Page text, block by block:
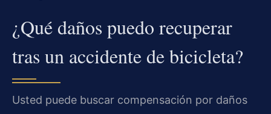
¿Qué daños puedo recuperar
tras un accidente de bicicleta?
Usted puede buscar compensación por daños